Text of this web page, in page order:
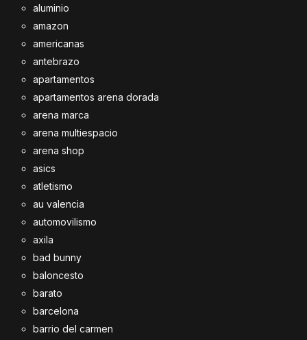
aluminio
amazon
americanas
antebrazo
apartamentos
apartamentos arena dorada
arena marca
arena multiespacio
arena shop
asics
atletismo
au valencia
automovilismo
axila
bad bunny
baloncesto
barato
barcelona
barrio del carmen